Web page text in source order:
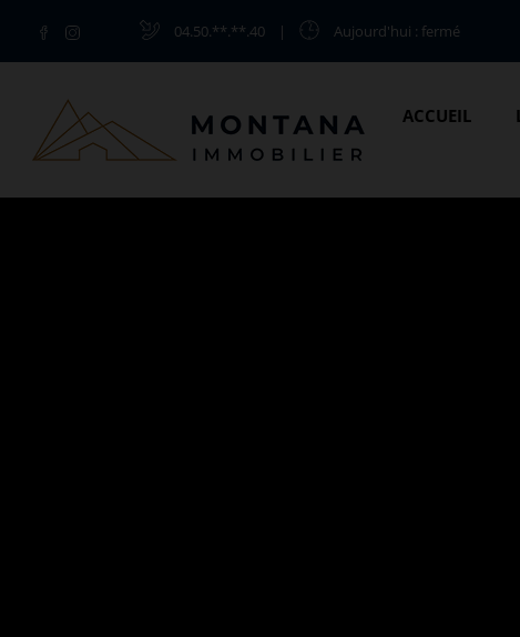
04.50.**.**.40 | Aujourd'hui : fermé
ACCUEIL